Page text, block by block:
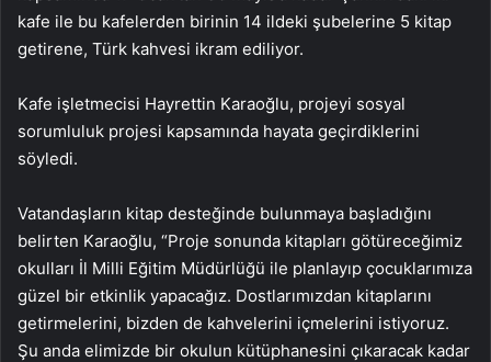
kafe ile bu kafelerden birinin 14 ildeki şubelerine 5 kitap
getirene, Türk kahvesi ikram ediliyor.
Kafe işletmecisi Hayrettin Karaoğlu, projeyi sosyal
sorumluluk projesi kapsamında hayata geçirdiklerini
söyledi.
Vatandaşların kitap desteğinde bulunmaya başladığını
belirten Karaoğlu, “Proje sonunda kitapları götüreceğimiz
okulları İl Milli Eğitim Müdürlüğü ile planlayıp çocuklarımıza
güzel bir etkinlik yapacağız. Dostlarımızdan kitaplarını
getirmelerini, bizden de kahvelerini içmelerini istiyoruz.
Şu anda elimizde bir okulun kütüphanesini çıkaracak kadar